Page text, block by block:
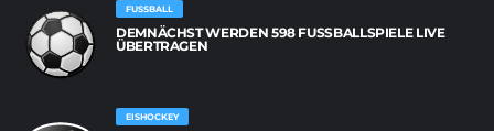
FUSSBALL
DEMNÄCHST WERDEN 598 FUSSBALLSPIELE LIVE Ü
BERTRAGEN
EISHOCKEY